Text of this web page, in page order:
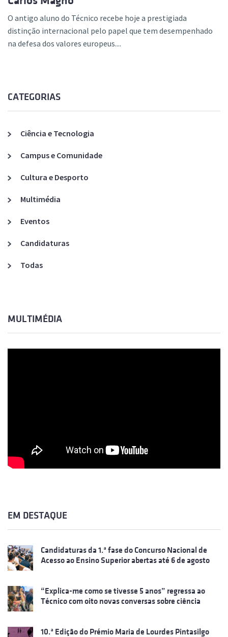
O antigo aluno do Técnico recebe hoje a prestigiada
distinção internacional pelo papel que tem desempenhado
na defesa dos valores europeus....
CATEGORIAS
Ciência e Tecnologia
Campus e Comunidade
Cultura e Desporto
Multimédia
Eventos
Candidaturas
Todas
MULTIMÉDIA
EM DESTAQUE
Candidaturas da 1.ª fase do Concurso Nacional de
Acesso ao Ensino Superior abertas até 6 de agosto
“Explica-me como se tivesse 5 anos” regressa ao
Técnico com oito novas conversas sobre ciência
10.ª Edição do Prémio Maria de Lourdes Pintasilgo